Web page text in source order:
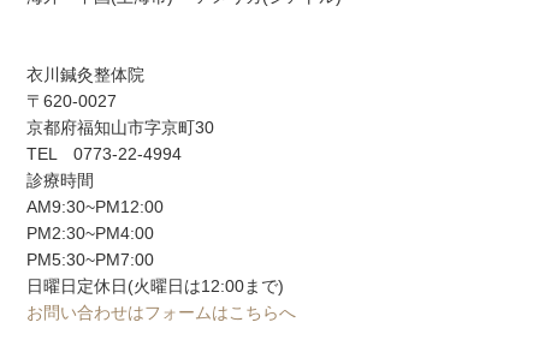
衣川鍼灸整体院
〒620-0027
京都府福知山市字京町30
TEL 0773-22-4994
診療時間
AM9:30~PM12:00
PM2:30~PM4:00
PM5:30~PM7:00
日曜日定休日(火曜日は12:00まで)
お問い合わせはフォームはこちらへ